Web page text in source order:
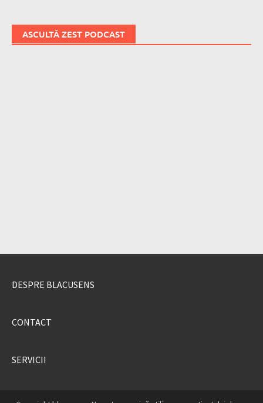
ASCULTĂ ZEST PODCAST
DESPRE BLACUSENS
CONTACT
SERVICII